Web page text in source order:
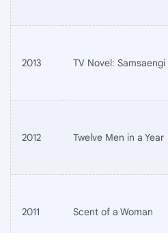
2013 TV Novel: Samsaengi
2012 Twelve Men in a Year
2011 Scent of a Woman